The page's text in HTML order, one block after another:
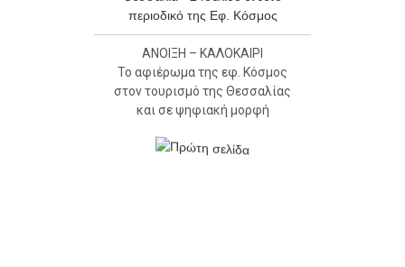
ΑΝΟΙΞΗ – ΚΑΛΟΚΑΙΡΙ
Το αφιέρωμα της εφ. Κόσμος
στον τουρισμό της Θεσσαλίας
και σε ψηφιακή μορφή